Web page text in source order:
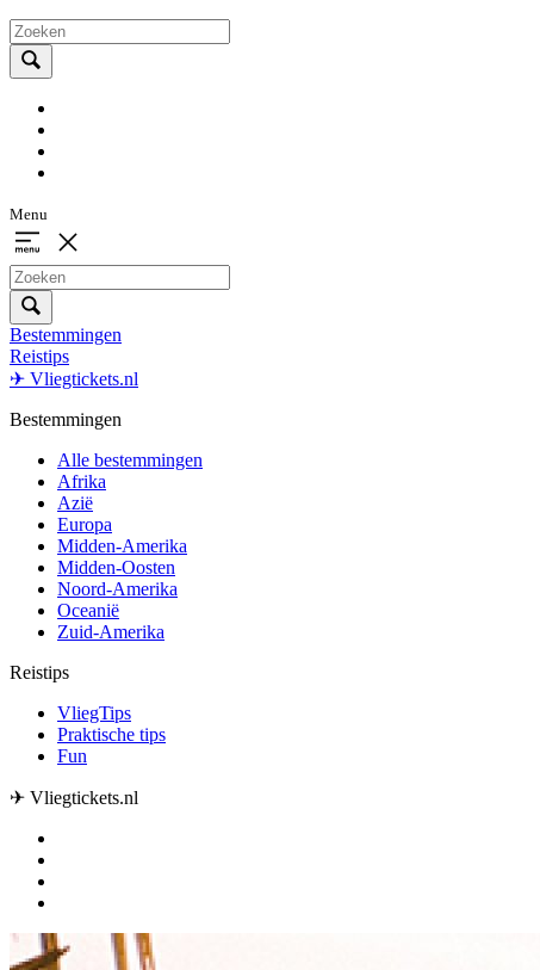
Menu
Bestemmingen
Reistips
✈ Vliegtickets.nl
Bestemmingen
Alle bestemmingen
Afrika
Azië
Europa
Midden-Amerika
Midden-Oosten
Noord-Amerika
Oceanië
Zuid-Amerika
Reistips
VliegTips
Praktische tips
Fun
✈ Vliegtickets.nl